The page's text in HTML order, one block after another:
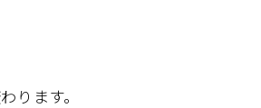
ります。